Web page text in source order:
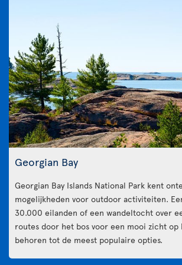
Georgian Bay
Georgian Bay Islands National Park kent
mogelijkheden voor outdoor activiteiten.
30.000 eilanden of een wandeltocht over
routes door het bos voor een mooi zicht op
behoren tot de meest populaire opties.